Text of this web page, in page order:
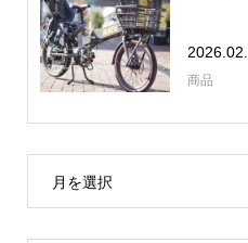
商品
月を選択